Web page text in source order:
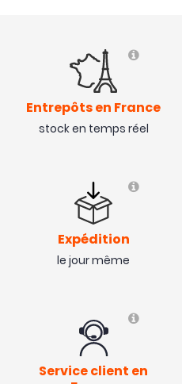
Entrepôts en France
stock en temps réel
Expédition
le jour même
Service client en